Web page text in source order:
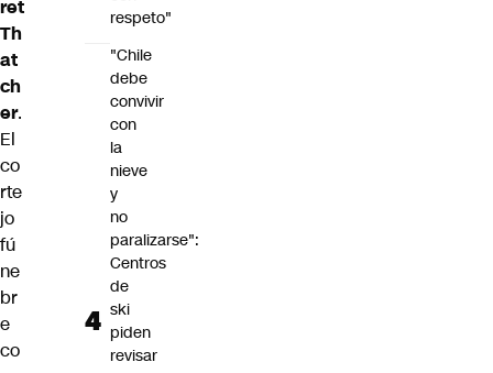
ret
Th
at
ch
er.
El
co
rte
jo
fú
ne
br
e
co
respeto"
"Chile
debe
convivir
con
la
nieve
y
no
paralizarse":
Centros
de
ski
piden
revisar